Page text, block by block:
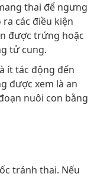
thai để ngưng
các điều kiện
được trứng hoặc
tử cung.
ít tác động đến
được xem là an
nuôi con bằng
tránh thai. Nếu